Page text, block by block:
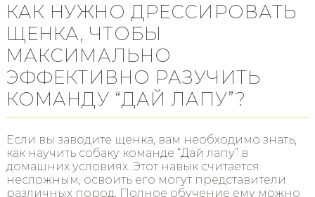
КАК НУЖНО ДРЕССИРОВАТЬ
ЩЕНКА, ЧТОБЫ
МАКСИМАЛЬНО
ЭФФЕКТИВНО РАЗУЧИТЬ
КОМАНДУ “ДАЙ ЛАПУ”?
Если вы заводите щенка, вам необходимо знать,
как научить собаку команде “Дай лапу” в
домашних условиях. Этот навык считается
несложным, освоить его могут представители
различных пород. Полное обучение ему можно